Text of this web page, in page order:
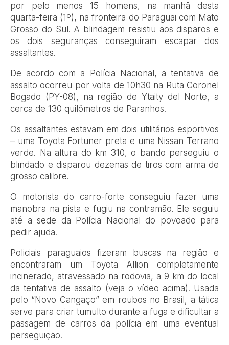
por pelo menos 15 homens, na manhã desta
quarta-feira (1º), na fronteira do Paraguai com Mato
Grosso do Sul. A blindagem resistiu aos disparos e
os dois seguranças conseguiram escapar dos
assaltantes.
De acordo com a Polícia Nacional, a tentativa de
assalto ocorreu por volta de 10h30 na Ruta Coronel
Bogado (PY-08), na região de Ytaity del Norte, a
cerca de 130 quilômetros de Paranhos.
Os assaltantes estavam em dois utilitários esportivos
– uma Toyota Fortuner preta e uma Nissan Terrano
verde. Na altura do km 310, o bando perseguiu o
blindado e disparou dezenas de tiros com arma de
grosso calibre.
O motorista do carro-forte conseguiu fazer uma
manobra na pista e fugiu na contramão. Ele seguiu
até a sede da Polícia Nacional do povoado para
pedir ajuda.
Policiais paraguaios fizeram buscas na região e
encontraram um Toyota Allion completamente
incinerado, atravessado na rodovia, a 9 km do local
da tentativa de assalto (veja o vídeo acima). Usada
pelo “Novo Cangaço” em roubos no Brasil, a tática
serve para criar tumulto durante a fuga e dificultar a
passagem de carros da polícia em uma eventual
perseguição.